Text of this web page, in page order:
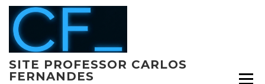
Skip
content
SITE PROFESSOR CARLOS
FERNANDES